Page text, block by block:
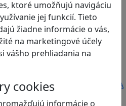
ktoré umožňujú navigáciu
jej funkcií. Tieto
žiadne informácie o vás,
na marketingové účely
vášho prehliadania na
cookies
informácie o